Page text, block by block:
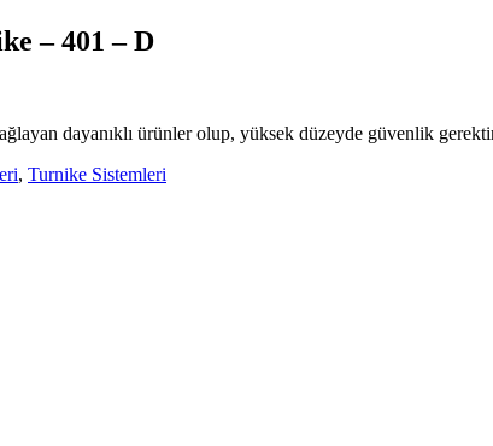
– 401 – D
dayanıklı ürünler olup, yüksek düzeyde güvenlik
, Turnike Sistemleri